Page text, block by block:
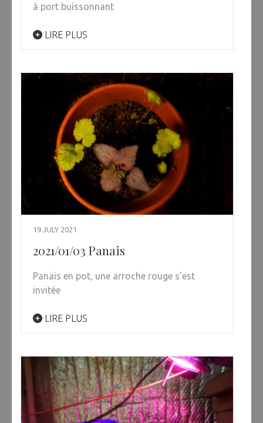
à port buissonnant
LIRE PLUS
19 JULY 2021
2021/01/03 Panais
Panais en pot, une arroche rouge s’est
invitée
LIRE PLUS